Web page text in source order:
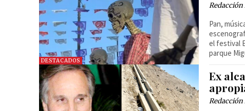
DESTACADOS
Redacción
Pan,
el festival
parque
Ex
Redacción